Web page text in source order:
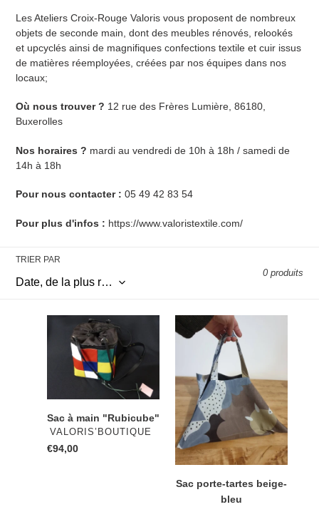
e
c
i
o
:
Les Ateliers Croix-Rouge Valoris vous proposent de nombreux
objets de seconde main, dont des meubles rénovés, relookés
et upcyclés ainsi de magnifiques confections textile et cuir issus
de matières réemployées, créées par nos équipes dans nos
locaux;
Où nous trouver ? 12 rue des Frères Lumière, 86180,
Buxerolles
Nos horaires ? mardi au vendredi de 10h à 18h / samedi de
14h à 18h
Pour nous contacter : 05 49 42 83 54
Pour plus d'infos : https://www.valoristextile.com/
TRIER PAR
0 produits
Sac
à
main
"Rubicube"
Sac à main "Rubicube"
DISTRIBUTEUR
VALORIS’BOUTIQUE
Prix
€94,00
Sac
porte-
tartes
beige-
bleu
Sac porte-tartes beige-
bleu